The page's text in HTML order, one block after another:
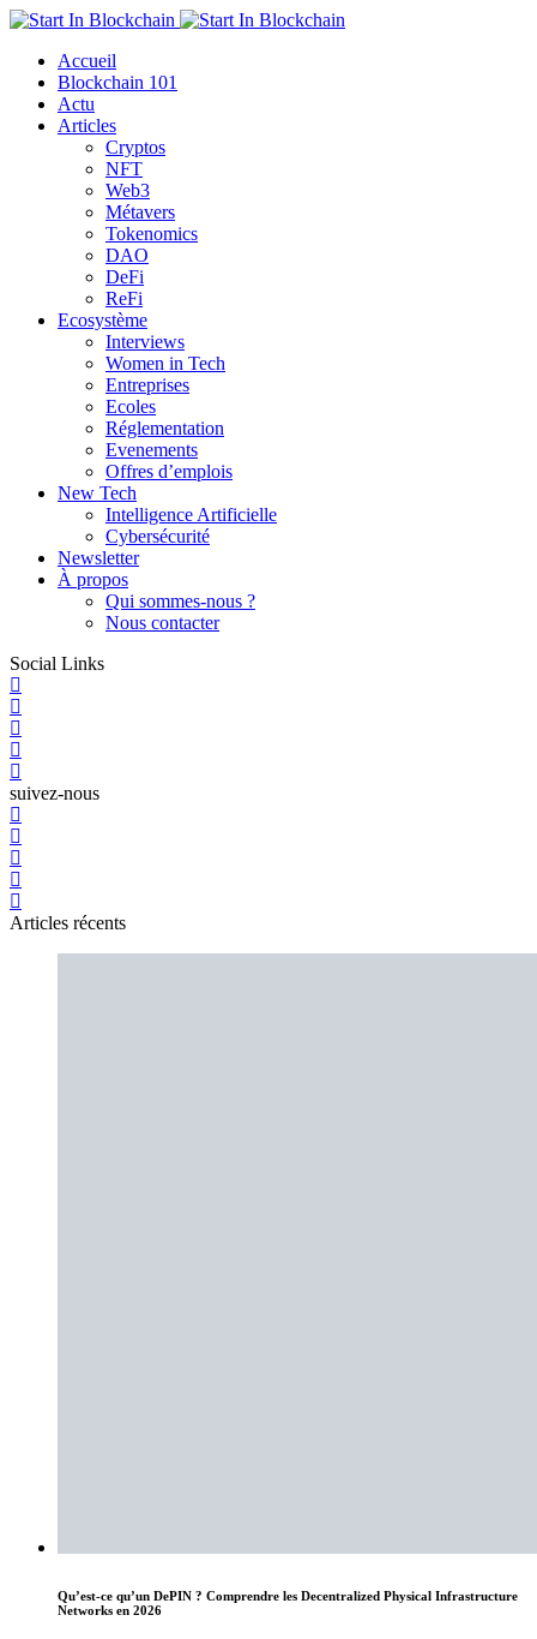
Accueil
Blockchain 101
Actu
Articles
Cryptos
NFT
Web3
Métavers
Tokenomics
DAO
DeFi
ReFi
Ecosystème
Interviews
Women in Tech
Entreprises
Ecoles
Réglementation
Evenements
Offres d’emplois
New Tech
Intelligence Artificielle
Cybersécurité
Newsletter
À propos
Qui sommes-nous ?
Nous contacter
Social Links
suivez-nous
Articles récents
Qu’est-ce qu’un DePIN ? Comprendre les Decentralized Physical Infrastructure
Networks en 2026